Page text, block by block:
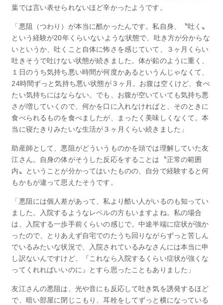
葉では言い表せられないほど辛かったようです。
「悪阻（つわり）が本当に酷かったんです。私自身、〝吐く〟
という経験が20年くらいないような状態で、吐き方が分からな
いというか、吐くこと自体に怖さを感じていて、３ヶ月くらい
吐きそうで吐けない状態が続きました。体が鉛のように重く、
１日のうち気持ち悪い時間が何度かあるというんじゃなくて、
24時間ずっと気持ち悪い状態が３ヶ月。お腹は空くけど、食べ
たい気持ちにはならない。でも、お腹が空いていても気持ち悪
さが増していくので、何かを口に入れなければと、そのときに
食べられるものを食べましたが、まったく美味しくなくて。本
当に寝たきりみたいな生活が３ヶ月くらい続きました」
助産師として、悪阻がどういうものかを頭では理解していた友
江さん。自身の体がそうした反応をすることは〝正常の範囲
内〟ということが分かってはいたものの、自分で経験すると何
もかもが違って思えたそうです。
「悪阻には個人差があって、私より酷い人がいるのも知ってい
ました。入院するようなレベルの方もいますよね。私の場合
は、入院する一歩手前くらいの感じで。中途半端に症状が強か
ったので、とりあえず自宅でのたうち回りながらずっと苦しん
でいるみたいな状況で、入院されているみなさんには本当に申
し訳ないんですけど、『これなら入院するくらい症状が強くな
ってくれればいいのに』とすら思ったこともありました」
友江さんの悪阻は、光や音にも反応して吐き気を誘発するほど
で、暗い部屋に閉じこもり、耳栓をしてずっと横になっている